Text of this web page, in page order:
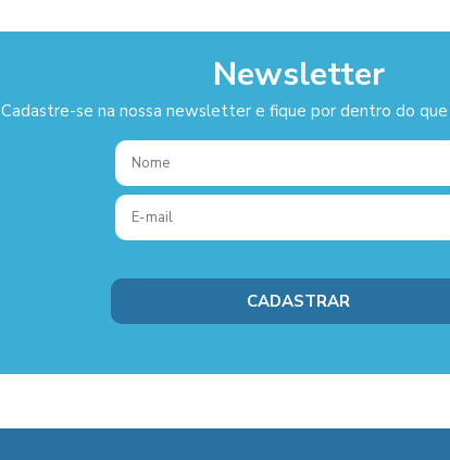
Newsletter
Cadastre-se na nossa newsletter e fique por dentro do